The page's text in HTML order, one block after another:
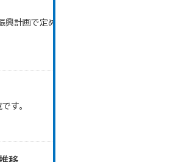
興計画で定めた、主要観光施設を掲
す。